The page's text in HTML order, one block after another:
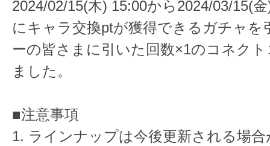
2024/02/15(木) 15:00から2024/03/15(
にキャラ交換ptが獲得できるガチャを
ーの皆さまに引いた回数×1のコネク
ました。
■注意事項
1. ラインナップは今後更新される場